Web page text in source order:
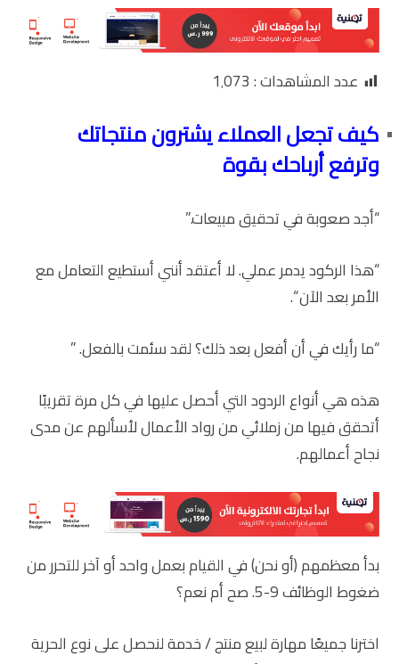
عدد المشاهدات :1٬073
كيف تجعل العملاء يشترون منتجاتك
وترفع أرباحك بقوة
“أجد صعوبة في تحقيق مبيعات.”
“هذا الركود يدمر عملي. لا أعتقد أنني أستطيع التعامل مع
الأمر بعد الآن “.
“ما رأيك في أن أفعل بعد ذلك؟ لقد سئمت بالفعل. ”
هذه هي أنواع الردود التي أحصل عليها في كل مرة تقريبًا
أتحقق فيها من زملائي من رواد الأعمال لأسألهم عن مدى
نجاح أعمالهم.
بدأ معظمهم (أو نحن) في القيام بعمل واحد أو آخر للتحرر من
ضغوط الوظائف 9-5. صح أم نعم؟
اخترنا جميعًا مهارة لبيع منتج / خدمة لنحصل على نوع الحرية